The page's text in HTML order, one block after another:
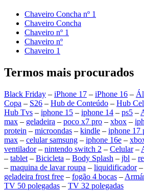
Chaveiro Concha nº 1
Chaveiro Concha
Chaveiro nº 1
Chaveiro nº
Chaveiro 1
Termos mais procurados
Black Friday – iPhone 17 – iPhone 16 –
Copa – S26 – Hub de Conteúdo – Hub
Hub Tvs – iphone 15 – iphone 14 – ps5 –
max – geladeira – poco x7 pro – xbox –
protein – microondas – kindle – iphone 17
max – celular samsung – iphone 16e –
ventilador– nintendo switch 2 – Celular–
– tablet – Bicicleta – Body Splash – jbl –
– maquina de lavar roupa – liquidificador–
geladeira frost free – fogão 4 bocas –
TV 50 polegadas – TV 32 polegadas